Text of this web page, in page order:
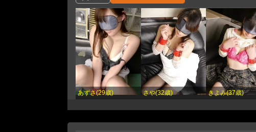
あずさ(29歳) さや(32歳) きよみ(37歳)